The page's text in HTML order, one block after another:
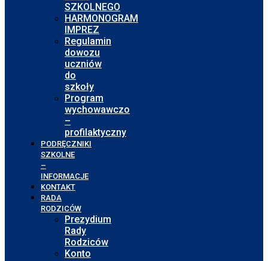
SZKOLNEGO
HARMONOGRAM
IMPREZ
Regulamin
dowozu
uczniów
do
szkoły
Program
wychowawczo
–
profilaktyczny
PODRĘCZNIKI
SZKOLNE
–
INFORMACJE
KONTAKT
RADA
RODZICÓW
Prezydium
Rady
Rodziców
Konto